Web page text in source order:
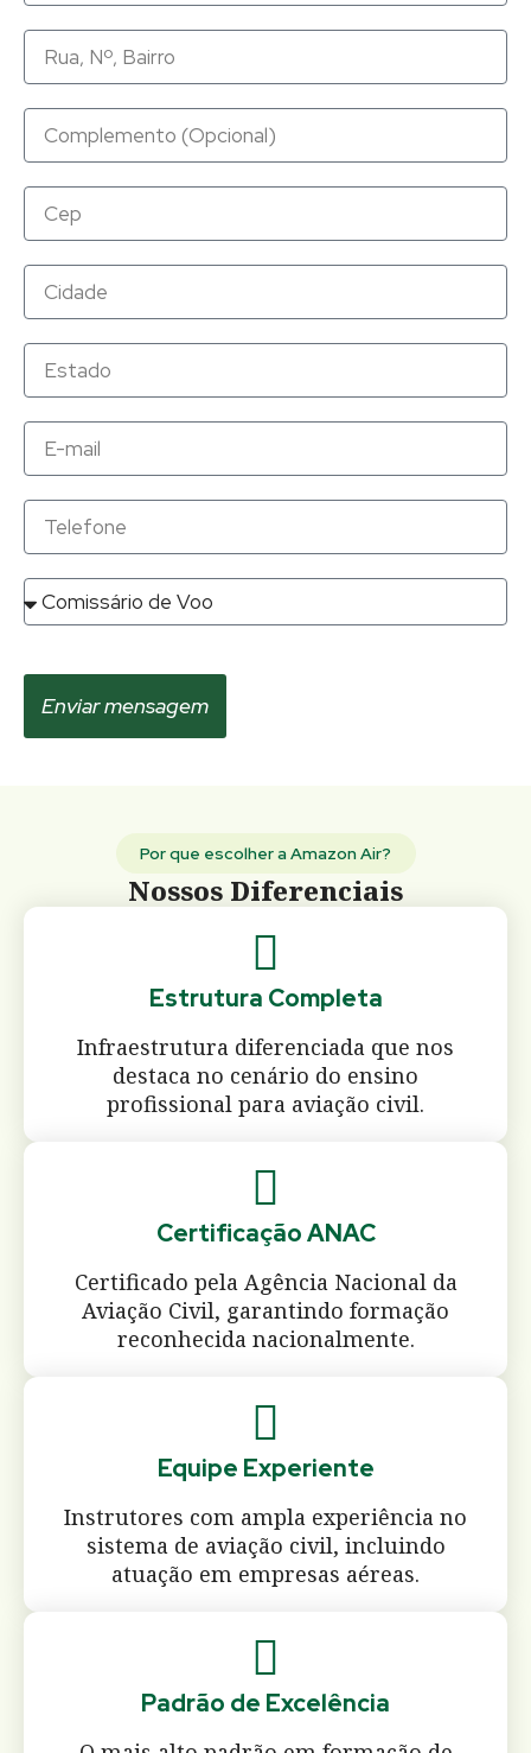
Enviar mensagem
Por que escolher a Amazon Air?
Nossos Diferenciais
Estrutura Completa
Infraestrutura diferenciada que nos
destaca no cenário do ensino
profissional para aviação civil.
Certificação ANAC
Certificado pela Agência Nacional da
Aviação Civil, garantindo formação
reconhecida nacionalmente.
Equipe Experiente
Instrutores com ampla experiência no
sistema de aviação civil, incluindo
atuação em empresas aéreas.
Padrão de Excelência